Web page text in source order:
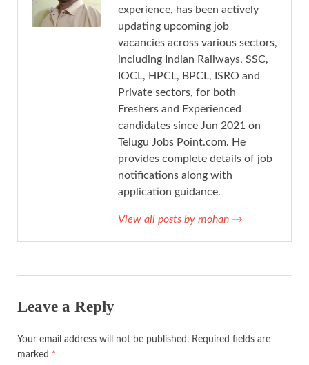
experience, has been actively
updating upcoming job
vacancies across various sectors,
including Indian Railways, SSC,
IOCL, HPCL, BPCL, ISRO and
Private sectors, for both
Freshers and Experienced
candidates since Jun 2021 on
Telugu Jobs Point.com. He
provides complete details of job
notifications along with
application guidance.
View all posts by mohan →
Leave a Reply
Your email address will not be published. Required fields are
marked *